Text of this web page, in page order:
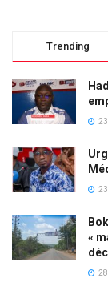
Trending
23
23
«